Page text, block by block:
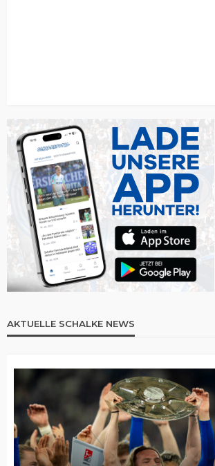
AKTUELLE SCHALKE NEWS